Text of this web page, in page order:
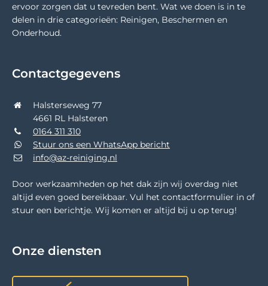
ervoor zorgen dat u tevreden bent. Wat we doen is in te
delen in drie categorieën: Reinigen, Beschermen en
Onderhoud.
Contactgegevens
Halsterseweg 77
4661 RL Halsteren
0164 311 310
Stuur ons een WhatsApp bericht
info@az-reiniging.nl
Door werkzaamheden op het dak zijn wij overdag niet
altijd even goed bereikbaar. Vul het contactformulier in of
stuur een berichtje. Wij komen er altijd bij u op terug!
Onze diensten